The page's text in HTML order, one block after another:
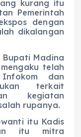
kurang itu
Pemerintah
dengan
dikalangan
Madina
telah
dan
terkait
kegiatan
rupanya.
itu Kadis
itu mitra